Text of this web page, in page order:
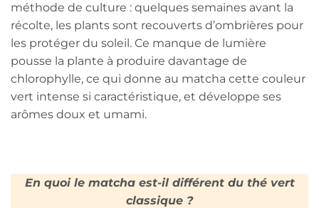
méthode de culture : quelques semaines avant la
récolte, les plants sont recouverts d’ombrières pour
les protéger du soleil. Ce manque de lumière
pousse la plante à produire davantage de
chlorophylle, ce qui donne au matcha cette couleur
vert intense si caractéristique, et développe ses
arômes doux et umami.
En quoi le matcha est-il différent du thé vert
classique ?